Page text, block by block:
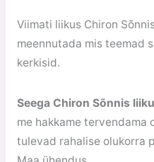
Viimati liikus Chiron
meennutada mis teemad
kerkisid.
Seega Chiron Sõnnis
me hakkame tervendama
tulevad rahalise olukorra